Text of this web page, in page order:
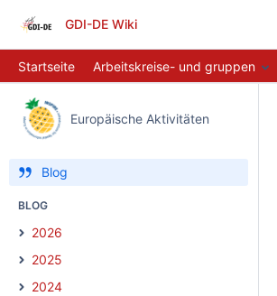
GDI-DE Wiki
Startseite Arbeitskreise- und gruppen
Europäische Aktivitäten
Blog
BLOG
2026
2025
2024